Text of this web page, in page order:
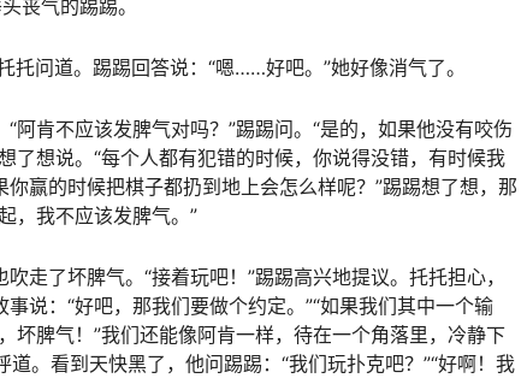
阿肯眼睁睁地看着他的竞争对手卢卡率先把羊赶进了圈，
如果阿肯没有因为发脾气而失去理智，就算不是第一名，
丧气的踢踢。
问道。踢踢回答说：“嗯……好吧。”她好像消气了。
肯不应该发脾气对吗？”踢踢问。“是的，如果他没有咬伤
想说。“每个人都有犯错的时候，你说得没错，有时候我
赢的时候把棋子都扔到地上会怎么样呢？”踢踢想了想，那
，我不应该发脾气。”